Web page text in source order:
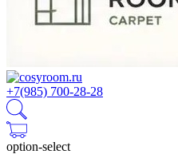
+7(985) 700-28-28
option-select